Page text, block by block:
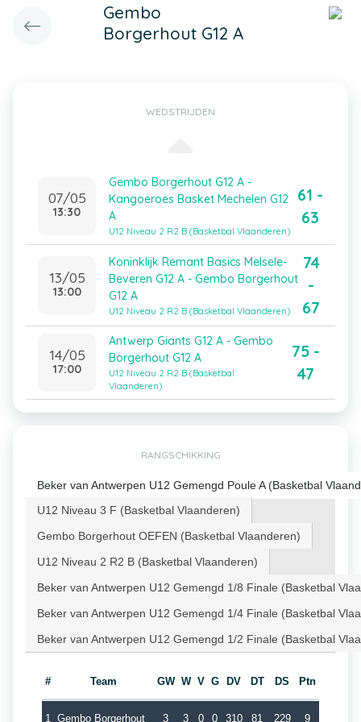
Gembo
Borgerhout G12 A
WEDSTRIJDEN
07/05
13:30
Gembo Borgerhout G12 A -
Kangoeroes Basket Mechelen G12
A
U12 Niveau 2 R2 B (Basketbal Vlaanderen)
61 -
63
13/05
13:00
Koninklijk Remant Basics Melsele-
Beveren G12 A - Gembo Borgerhout
G12 A
U12 Niveau 2 R2 B (Basketbal Vlaanderen)
74
-
67
14/05
17:00
Antwerp Giants G12 A - Gembo
Borgerhout G12 A
U12 Niveau 2 R2 B (Basketbal
Vlaanderen)
75 -
47
RANGSCHIKKING
Beker van Antwerpen U12 Gemengd Poule A (Basketbal
U12 Niveau 3 F (Basketbal Vlaanderen)
Gembo Borgerhout OEFEN (Basketbal Vlaanderen)
U12 Niveau 2 R2 B (Basketbal Vlaanderen)
Beker van Antwerpen U12 Gemengd 1/8 Finale (Basketbal
Beker van Antwerpen U12 Gemengd 1/4 Finale (Basketbal
Beker van Antwerpen U12 Gemengd 1/2 Finale (Basketbal
# Team GW W V G DV DT DS Ptn
1 Gembo Borgerhout 3 3 0 0 310 81 229 9